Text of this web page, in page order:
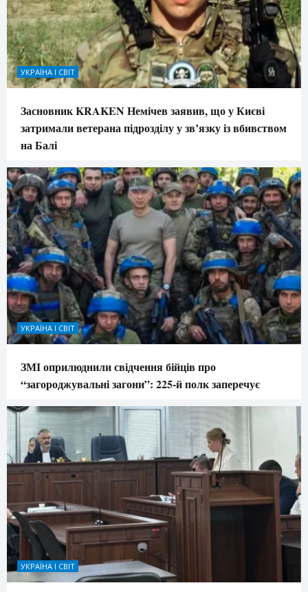
УКРАЇНА І СВІТ
Засновник KRAKEN Немічев заявив, що у Києві
затримали ветерана підрозділу у зв’язку із вбивством
на Балі
УКРАЇНА І СВІТ
ЗМІ оприлюднили свідчення бійців про
“загороджувальні загони”: 225-й полк заперечує
УКРАЇНА І СВІТ